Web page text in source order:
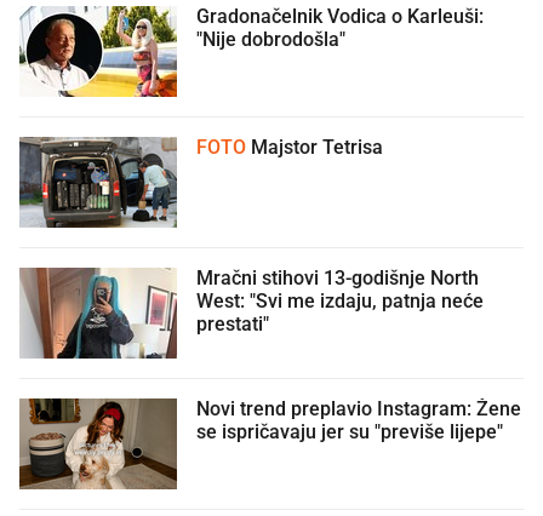
Gradonačelnik Vodica o Karleuši:
"Nije dobrodošla"
FOTO Majstor Tetrisa
Mračni stihovi 13-godišnje North
West: "Svi me izdaju, patnja neće
prestati"
Novi trend preplavio Instagram: Žene
se ispričavaju jer su "previše lijepe"